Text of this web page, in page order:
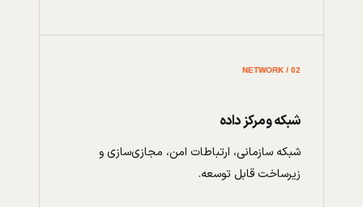
02 / NETWORK
شبکه و مرکز داده
شبکه سازمانی، ارتباطات امن، مجازی‌سازی و
زیرساخت قابل توسعه.